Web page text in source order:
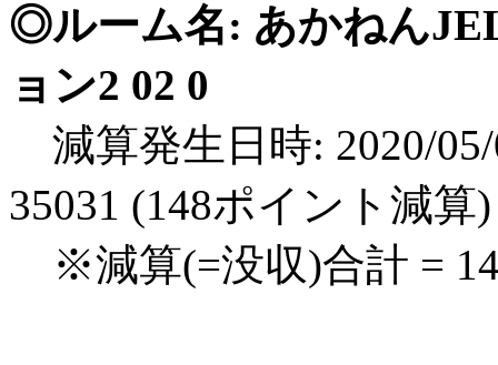
◎ルーム名: あかねん
ョン2 02 0
減算発生日時: 2020/
35031 (148ポイント減算)
※減算(=没収)合計 =